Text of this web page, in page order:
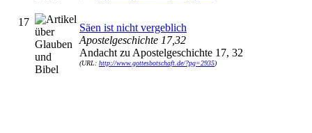
17
Säen ist nicht vergeblich
Apostelgeschichte 17,32
Andacht zu Apostelgeschichte 17, 32
(URL: http://www.gottesbotschaft.de/?pg=2935)